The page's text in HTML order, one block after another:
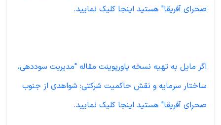
صحرای آفریقا" هستید اینجا کلیک نمایید.
اگر مایل به تهیه نسخه پاورپوینت مقاله "مدیریت سوددهی،
ساختار سرمایه و نقش حاکمیت شرکتی: شواهدی از جنوب
صحرای آفریقا" هستید اینجا کلیک نمایید.